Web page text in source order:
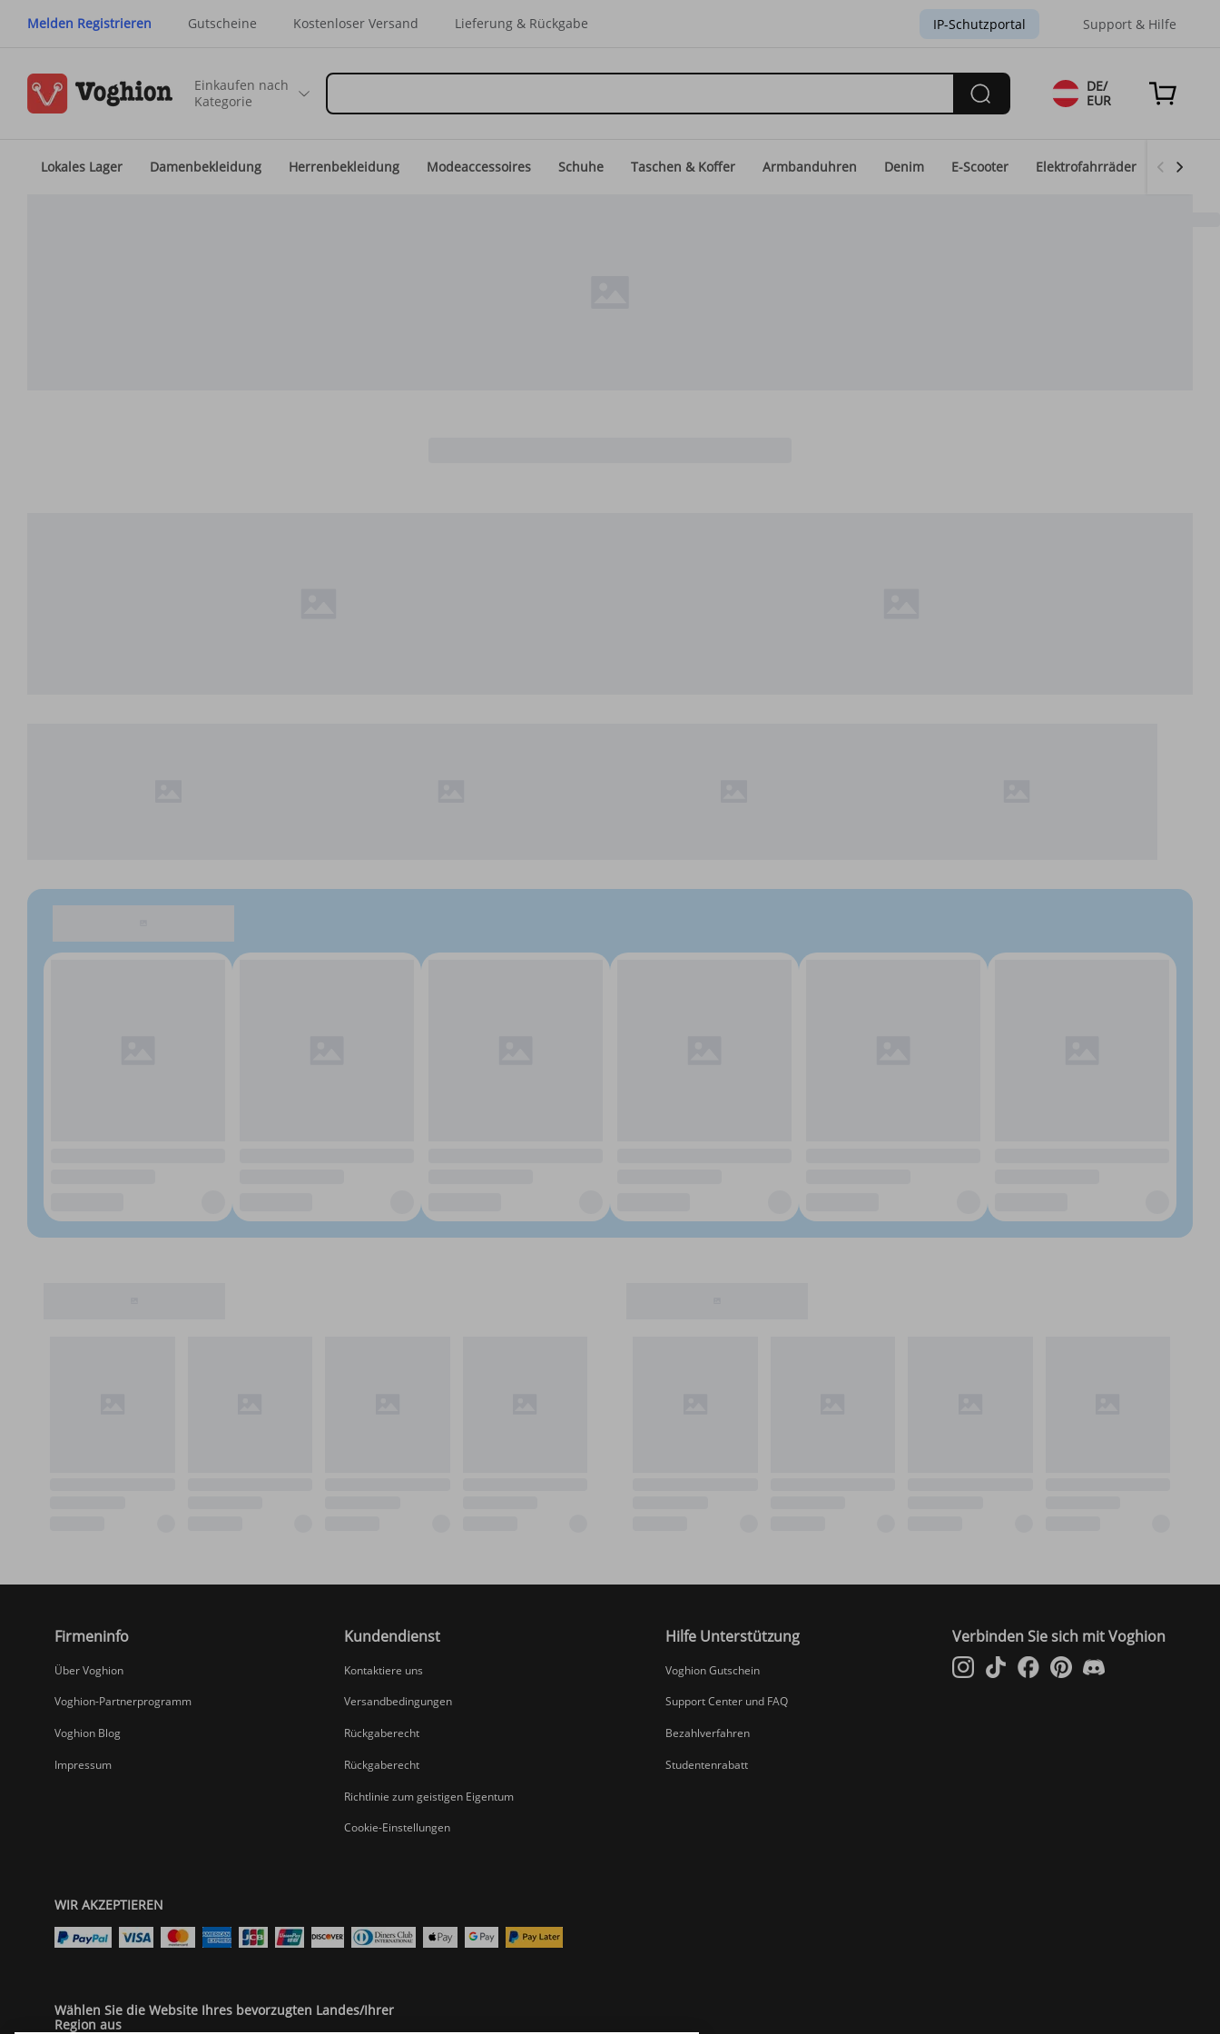
Melden Registrieren Gutscheine Kostenloser Versand Lieferung & Rückgabe IP-Schutzportal Support & Hilfe
Einkaufen nach
Kategorie
DE/
EUR
Lokales Lager Damenbekleidung Herrenbekleidung Modeaccessoires Schuhe Taschen & Koffer Armbanduhren Denim E-Scooter Elektrofahrräder Eid-
Firmeninfo
Über Voghion
Voghion-Partnerprogramm
Voghion Blog
Impressum
Kundendienst
Kontaktiere uns
Versandbedingungen
Rückgaberecht
Rückgaberecht
Richtlinie zum geistigen Eigentum
Cookie-Einstellungen
Hilfe Unterstützung
Voghion Gutschein
Support Center und FAQ
Bezahlverfahren
Studentenrabatt
Verbinden Sie sich mit Voghion
WIR AKZEPTIEREN
Wählen Sie die Website Ihres bevorzugten Landes/Ihrer
Region aus